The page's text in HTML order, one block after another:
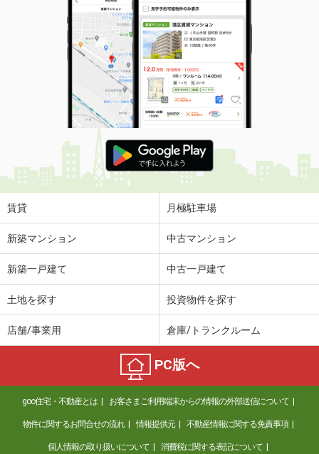
賃貸 月極駐車場
新築マンション 中古マンション
新築一戸建て 中古一戸建て
土地を探す 投資物件を探す
店舗/事業用 倉庫/トランクルーム
PC版へ
goo住宅・不動産とは お客さまご利用端末からの情報の外部送信について
物件に関するお問合せの流れ 情報提供元 不動産情報に関する免責事項
個人情報の取り扱いについて 消費税に関する表記について